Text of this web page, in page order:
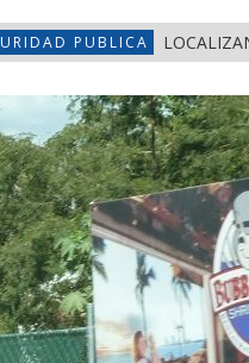
PUBLICA